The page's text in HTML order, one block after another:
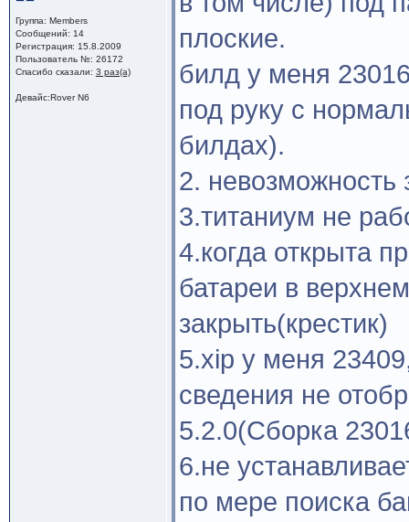
Группа: Members
Сообщений: 14
Регистрация: 15.8.2009
Пользователь №: 26172
Спасибо сказали: 3 раз(а)
Девайс:Rover N6
плоские.
билд у меня
под руку с
билдах).
2.
3.титаниум не
4.когда открыта
батареи в
закрыть(крестик)
5.xip у меня
сведения не
5.2.0(Сборка
6.не
по мере поиска